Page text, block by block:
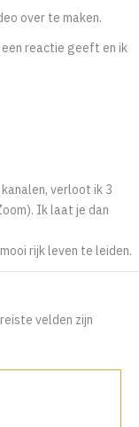
over te maken.
reactie geeft en ik
verloot ik 3
Ik laat je dan
rijk leven te leiden.
velden zijn